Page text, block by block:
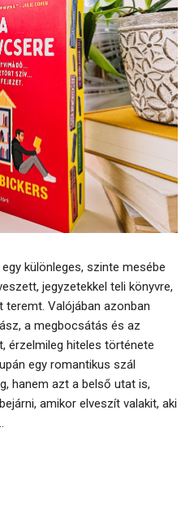
különleges, szinte mesébe
jegyzetekkel teli könyvre,
Valójában azonban
a megbocsátás és az
érzelmileg hiteles története
egy romantikus szál
hanem azt a belső utat is,
amikor elveszít valakit, aki